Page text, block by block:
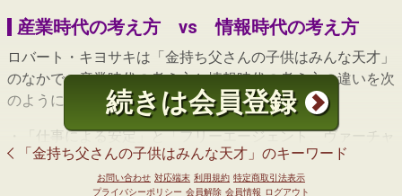
産業時代の考え方 vs 情報時代の考え方
ロバート・キヨサキは「金持ち父さんの子供はみんな天才」
のなかで、産業時代の考え方と情報時代の考え方の違いを次
のようにまとめている。
・「仕事による安定」と「フリーエージェント、ヴァーチャ
ル企業」・「年功序列」と「実力主義」・「一生に仕事は一
つ」と「多くの職業に就く」・「六十五歳まで働く」と「早
続きは会員登録
「金持ち父さんの子供はみんな天才」のキーワード
お問い合わせ 対応端末 利用規約 特定商取引法表示
プライバシーポリシー 会員解除 会員情報 ログアウト